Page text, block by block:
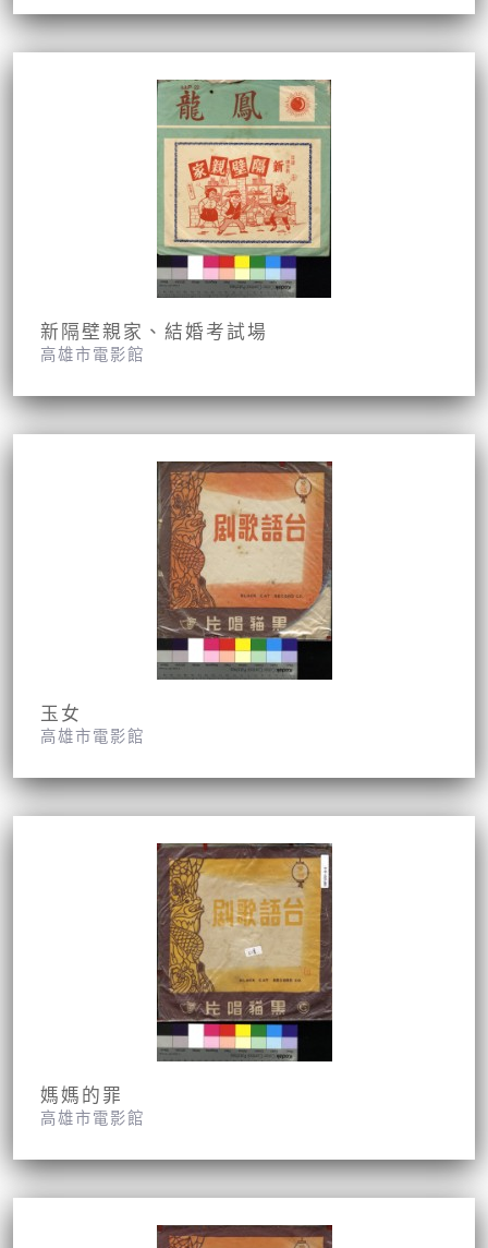
新隔壁親家、結婚考試場
高雄市電影館
玉女
高雄市電影館
媽媽的罪
高雄市電影館